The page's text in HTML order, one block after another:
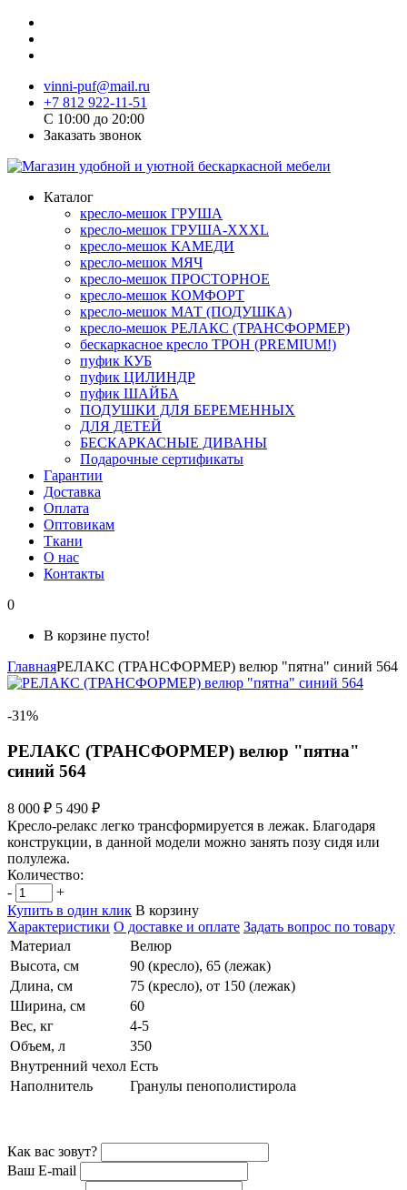
vinni-puf@mail.ru
+7 812 922-11-51
C 10:00 до 20:00
Заказать звонок
Каталог
кресло-мешок ГРУША
кресло-мешок ГРУША-XXXL
кресло-мешок КАМЕДИ
кресло-мешок МЯЧ
кресло-мешок ПРОСТОРНОЕ
кресло-мешок КОМФОРТ
кресло-мешок МАТ (ПОДУШКА)
кресло-мешок РЕЛАКС (ТРАНСФОРМЕР)
бескаркасное кресло ТРОН (PREMIUM!)
пуфик КУБ
пуфик ЦИЛИНДР
пуфик ШАЙБА
ПОДУШКИ ДЛЯ БЕРЕМЕННЫХ
ДЛЯ ДЕТЕЙ
БЕСКАРКАСНЫЕ ДИВАНЫ
Подарочные сертификаты
Гарантии
Доставка
Оплата
Оптовикам
Ткани
О нас
Контакты
0
В корзине пусто!
ГлавнаяРЕЛАКС (ТРАНСФОРМЕР) велюр "пятна" синий 564
-31%
РЕЛАКС (ТРАНСФОРМЕР) велюр "пятна"
синий 564
8 000 ₽ 5 490 ₽
Кресло-релакс легко трансформируется в лежак. Благодаря
конструкции, в данной модели можно занять позу сидя или
полулежа.
Количество:
-
+
Купить в один клик В корзину
Характеристики О доставке и оплате Задать вопрос по товару
Материал
Велюр
Высота, см
90 (кресло), 65 (лежак)
Длина, см
75 (кресло), от 150 (лежак)
Ширина, см
60
Вес, кг
4-5
Объем, л
350
Внутренний чехол Есть
Наполнитель
Гранулы пенополистирола
Как вас зовут?
Ваш E-mail